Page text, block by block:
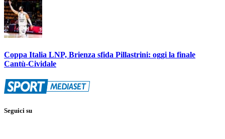
Coppa Italia LNP, Brienza sfida Pillastrini: oggi la finale
Cantù-Cividale
Seguici su